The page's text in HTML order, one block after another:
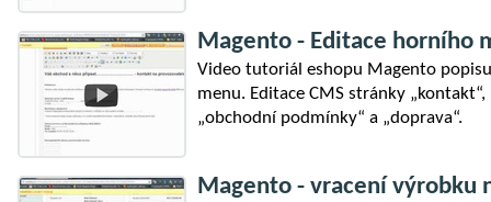
Magento - Editace horního
Video tutoriál eshopu Magento
menu. Editace CMS stránky „kontakt“,
„obchodní podmínky“ a „doprava“.
Magento - vracení výrobku